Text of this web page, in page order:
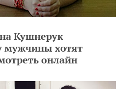
Кушнерук
мужчины хотят
онлайн